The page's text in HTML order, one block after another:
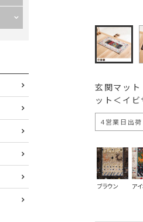
玄関マッ
ット＜イ
4営業日出荷
ブラウン ア